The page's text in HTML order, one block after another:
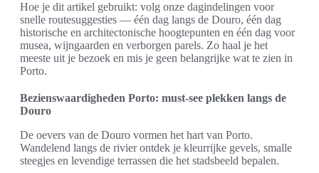
Hoe je dit artikel gebruikt: volg onze dagindelingen voor
snelle routesuggesties — één dag langs de Douro, één dag
historische en architectonische hoogtepunten en één dag voor
musea, wijngaarden en verborgen parels. Zo haal je het
meeste uit je bezoek en mis je geen belangrijke wat te zien in
Porto.
Bezienswaardigheden Porto: must-see plekken langs de
Douro
De oevers van de Douro vormen het hart van Porto.
Wandelend langs de rivier ontdek je kleurrijke gevels, smalle
steegjes en levendige terrassen die het stadsbeeld bepalen.